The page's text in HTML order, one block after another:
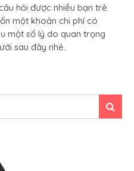
hỏi được nhiều bạn trẻ
một khoản chi phí có
một số lý do quan trọng
sau đây nhé.
Tìm
kiếm